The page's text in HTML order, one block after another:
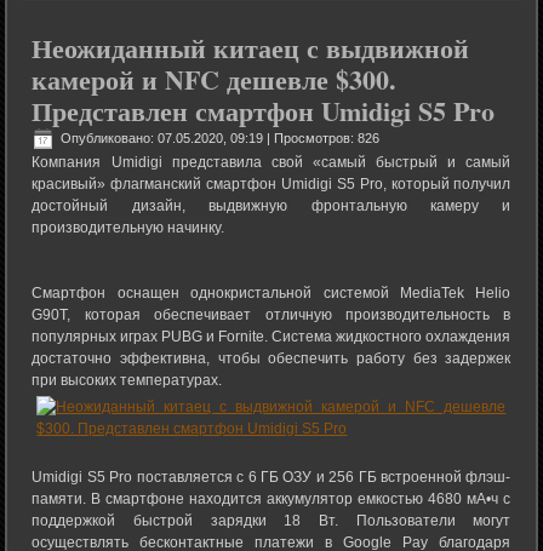
Неожиданный китаец с выдвижной
камерой и NFC дешевле $300.
Представлен смартфон Umidigi S5 Pro
Опубликовано: 07.05.2020, 09:19 | Просмотров: 826
Компания Umidigi представила свой «самый быстрый и самый
красивый» флагманский смартфон Umidigi S5 Pro, который получил
достойный дизайн, выдвижную фронтальную камеру и
производительную начинку.
Смартфон оснащен однокристальной системой MediaTek Helio
G90T, которая обеспечивает отличную производительность в
популярных играх PUBG и Fornite. Система жидкостного охлаждения
достаточно эффективна, чтобы обеспечить работу без задержек
при высоких температурах.
Umidigi S5 Pro поставляется с 6 ГБ ОЗУ и 256 ГБ встроенной флэш-
памяти. В смартфоне находится аккумулятор емкостью 4680 мА•ч с
поддержкой быстрой зарядки 18 Вт. Пользователи могут
осуществлять бесконтактные платежи в Google Pay благодаря